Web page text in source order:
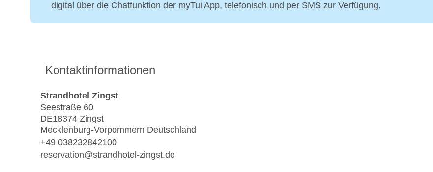
digital über die Chatfunktion der myTui App, telefonisch und per SMS zur Verfügung.
Kontaktinformationen
Strandhotel Zingst
Seestraße 60
DE18374 Zingst
Mecklenburg-Vorpommern Deutschland
+49 038232842100
reservation@strandhotel-zingst.de